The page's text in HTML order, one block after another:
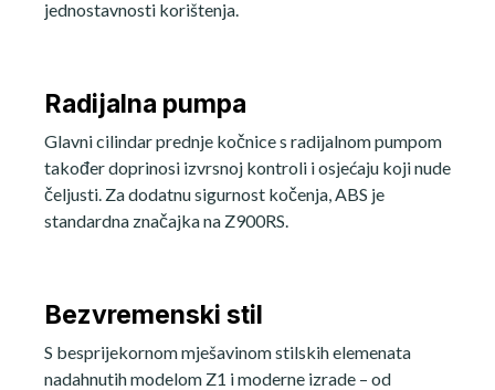
jednostavnosti korištenja.
Radijalna pumpa
Glavni cilindar prednje kočnice s radijalnom pumpom
također doprinosi izvrsnoj kontroli i osjećaju koji nude
čeljusti. Za dodatnu sigurnost kočenja, ABS je
standardna značajka na Z900RS.
Bezvremenski stil
S besprijekornom mješavinom stilskih elemenata
nadahnutih modelom Z1 i moderne izrade – od